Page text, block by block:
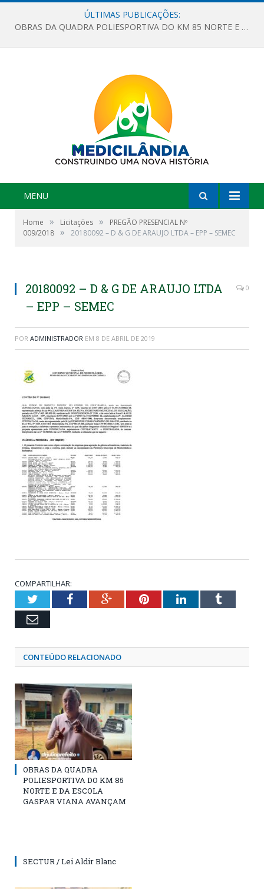
ÚLTIMAS PUBLICAÇÕES:
OBRAS DA QUADRA POLIESPORTIVA DO KM 85 NORTE E DA ESCOLA GASPAR VIANA AVANÇAM
MENU
Home » Licitações »
PREGÃO PRESENCIAL Nº
009/2018 » 20180092 – D & G DE ARAUJO LTDA – EPP – SEMEC
20180092 – D & G DE ARAUJO LTDA
– EPP – SEMEC
0
POR ADMINISTRADOR EM 8 DE ABRIL DE 2019
COMPARTILHAR:
TwitterFacebookGoogle+PinterestLinkedInTumblr
Email
CONTEÚDO RELACIONADO
OBRAS DA QUADRA
POLIESPORTIVA DO KM 85
NORTE E DA ESCOLA
GASPAR VIANA AVANÇAM
SECTUR / Lei Aldir Blanc